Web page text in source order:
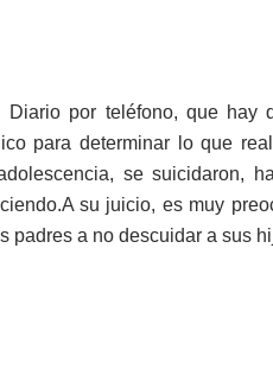
Diario por teléfono, que hay
para determinar lo que
se suicidaron,
su juicio, es muy
padres a no descuidar a sus